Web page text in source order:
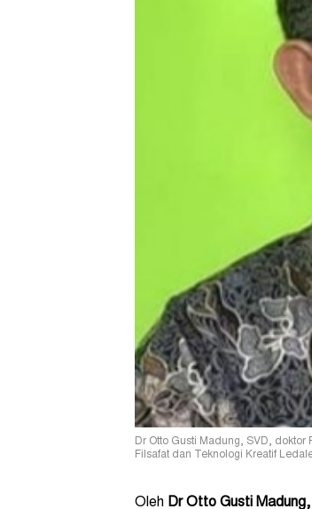
Dr Otto Gusti Madung, SVD,
Filsafat dan Teknologi Kreatif
Oleh Dr Otto Gusti